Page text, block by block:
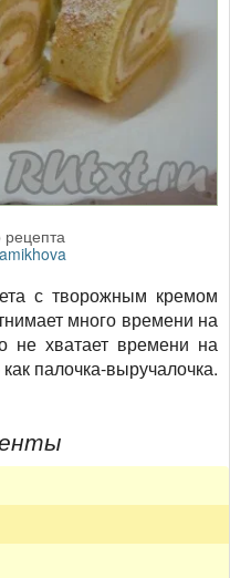
рецепта
с творожным кремом
много времени на
не хватает времени на
как палочка-выручалочка.